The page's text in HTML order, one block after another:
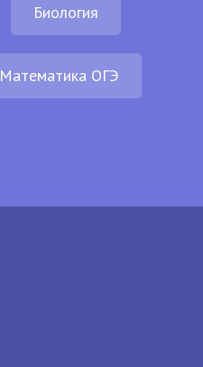
Биология
Математика ОГЭ